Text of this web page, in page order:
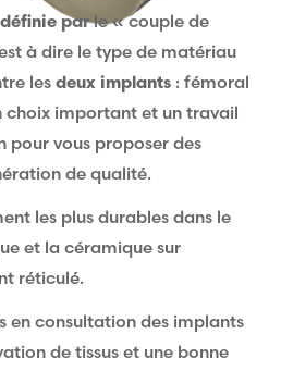
parle « couple de
à dire le type de matériau
lesdeux implants : fémoral
choix important et un travail
pour vous proposer des
de qualité.
les plus durables dans le
et la céramique sur
réticulé.
en consultation des implants
de tissus et une bonne